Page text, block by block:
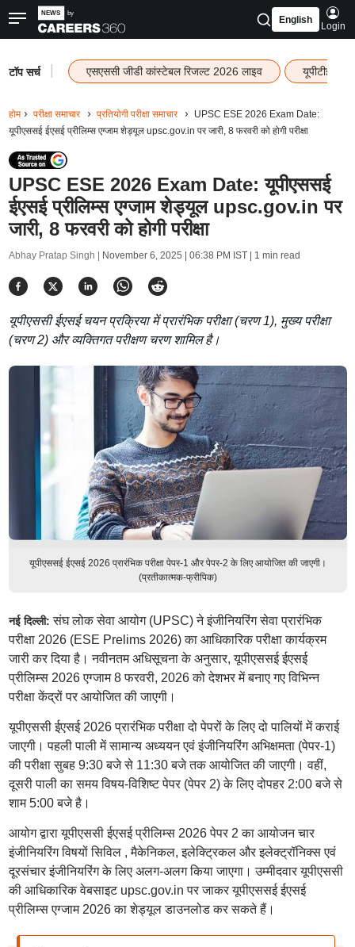
English
Login
टॉप सर्च एसएससी जीडी कांस्टेबल रिजल्ट 2026 लाइव यूपीटीईटी
होम परीक्षा समाचार प्रतियोगी परीक्षा समाचार
UPSC ESE 2026 Exam Date:
यूपीएससई ईएसई प्रीलिम्स एग्जाम शेड्यूल upsc.gov.in पर जारी, 8 फरवरी को होगी परीक्षा
UPSC ESE 2026 Exam Date: यूपीएससई
ईएसई प्रीलिम्स एग्जाम शेड्यूल upsc.gov.in पर
जारी, 8 फरवरी को होगी परीक्षा
Abhay Pratap Singh | November 6, 2025 | 06:38 PM IST| 1 min read
यूपीएससी ईएसई चयन प्रक्रिया में प्रारंभिक परीक्षा (चरण 1), मुख्य परीक्षा
(चरण 2) और व्यक्तिगत परीक्षण चरण शामिल है।
यूपीएससई ईएसई 2026 प्रारंभिक परीक्षा पेपर-1 और पेपर-2 के लिए आयोजित की जाएगी।
(प्रतीकात्मक-फ्रीपिक)
नई दिल्ली:संघ लोक सेवा आयोग (UPSC) ने इंजीनियरिंग सेवा प्रारंभिक
परीक्षा 2026 (ESE Prelims 2026) का आधिकारिक परीक्षा कार्यक्रम
जारी कर दिया है। नवीनतम अधिसूचना के अनुसार, यूपीएससई ईएसई
प्रीलिम्स 2026 एग्जाम 8 फरवरी, 2026 को देशभर में बनाए गए विभिन्न
परीक्षा केंद्रों पर आयोजित की जाएगी।
यूपीएससी ईएसई 2026 प्रारंभिक परीक्षा दो पेपरों के लिए दो पालियों में कराई
जाएगी। पहली पाली में सामान्य अध्ययन एवं इंजीनियरिंग अभिक्षमता (पेपर-1)
की परीक्षा सुबह 9:30 बजे से 11:30 बजे तक आयोजित की जाएगी। वहीं,
दूसरी पाली का समय विषय-विशिष्ट पेपर (पेपर 2) के लिए दोपहर 2:00 बजे से
शाम 5:00 बजे है।
आयोग द्वारा यूपीएससी ईएसई प्रीलिम्स 2026 पेपर 2 का आयोजन चार
इंजीनियरिंग विषयों सिविल , मैकेनिकल, इलेक्ट्रिकल और इलेक्ट्रॉनिक्स एवं
दूरसंचार इंजीनियरिंग के लिए अलग-अलग किया जाएगा। उम्मीदवार यूपीएससी
की आधिकारिक वेबसाइट upsc.gov.in पर जाकर यूपीएससई ईएसई
प्रीलिम्स एग्जाम 2026 का शेड्यूल डाउनलोड कर सकते हैं।